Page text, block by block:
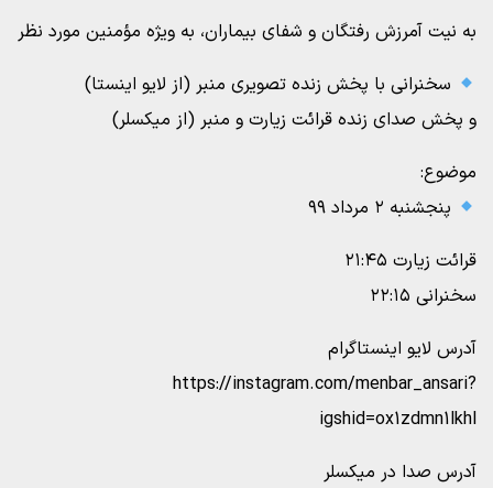
به نیت آمرزش رفتگان و شفای بیماران، به ویژه مؤمنین مورد نظر
سخنرانی با پخش زنده تصویری منبر (از لایو اینستا)
و پخش صدای زنده قرائت زیارت و منبر (از میکسلر)
موضوع:
پنجشنبه ۲ مرداد ۹۹
قرائت زیارت ۲۱:۴۵
سخنرانی ۲۲:۱۵
آدرس لایو اینستاگرام
https://instagram.com/menbar_ansari?
igshid=ox1zdmn1lkhl
آدرس صدا در میکسلر